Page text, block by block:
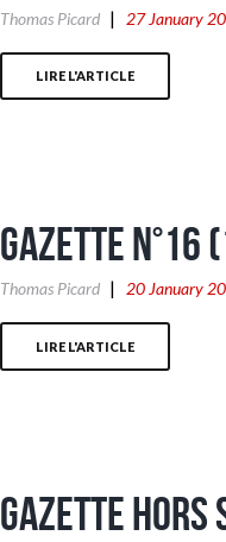
Thomas Picard 27 January
LIRE L'ARTICLE
Gazette n°16
Thomas Picard 20 January
LIRE L'ARTICLE
Gazette Hors